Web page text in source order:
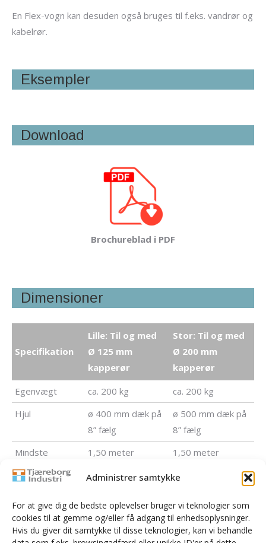
Administrer samtykke
For at give dig de bedste oplevelser bruger vi teknologier som
cookies til at gemme og/eller få adgang til enhedsoplysninger.
Hvis du giver dit samtykke til disse teknologier, kan vi behandle
En Flex-vogn kan desuden også bruges til f.eks. vandrør og
kabelrør.
Eksempler
Download
Brochureblad i PDF
Dimensioner
Specifikation
Lille: Til og med
Ø 125 mm
kapperør
Stor: Til og med
Ø 200 mm
kapperør
Egenvægt
ca. 200 kg
ca. 200 kg
Hjul
ø 400 mm dæk på
8” fælg
ø 500 mm dæk på
8” fælg
Mindste
bredde
1,50 meter 1,50 meter
Mindste
længde
2,80 meter 2,80 meter